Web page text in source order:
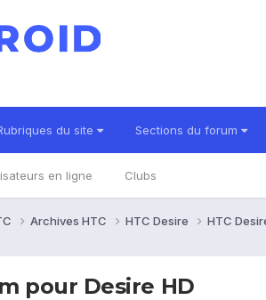
du site Sections du forum
en ligne Clubs
Archives HTC HTC Desire HTC
pour Desire HD